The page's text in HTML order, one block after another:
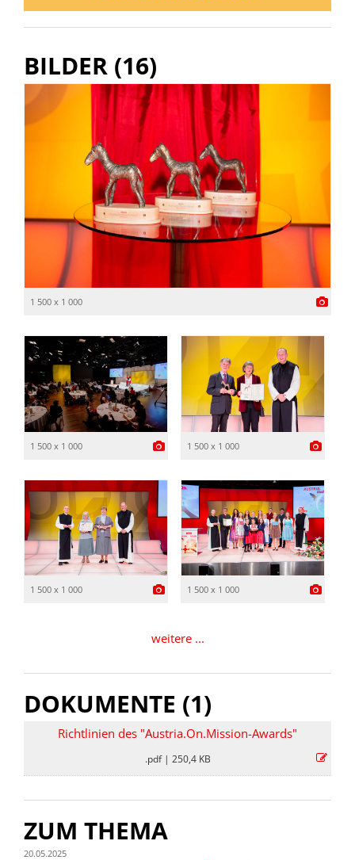
BILDER (16)
1 500 x 1 000
1 500 x 1 000 1 500 x 1 000
1 500 x 1 000 1 500 x 1 000
weitere ...
DOKUMENTE (1)
Richtlinien des "Austria.On.Mission-Awards"
.pdf| 250,4 KB
ZUM THEMA
20.05.2025